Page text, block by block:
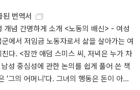
청하는’ 문화를 비판하며 이로 인해 젊은 세
분열을 중요하게 기록하고 있다. ‘페미
초 커뮤니티와 대안우파의 연결고리 온라
우파’라는 보다 진지한 정치 세력과 연결되
를 구성하게 된 결정적인 이유는 반페미니
미니즘 번성 이후, 미국에서는 기이한 ‘남
라인 백래시를 주도했다. 다양한 남초 커뮤
롤링'을 하는 동시에, 자신들과는 완전 다른
한 사람들을 공격하면서 이들이 진정으로
트릭스의 상황에서 노예가 되고 있다는 식
한 과장론을 바탕으로 체제 전반을 거부하
죽이자는 것은 대안우파들이 기존의 체제
들이 주도하는 체제로 바꿔야한다는 내용
이라 여겨집니다. 이 부분과 관련해서 네이
골라주는 장면에서 제일 앞에 있는 원숭이의
하고 있는 걸 조카가 발견했다. (나는 모
는 얘 왜 오? 하고 있어? 물었고, 나는 조카
뒤돌아서 오? 하고있네? 했다. 그러자 조
빈약한 나여...'고모도 모르겠어.' 했다. 하
으려고 했는데 알라딘에 검색되는 책에서
모두 뒤돌아 있는 장면이더라. 개정판 나오
번역서
개념 간명하게 소개 <노동의 배신> - 여성
에서 저임금 노동자로서 삶을 살아가는 여
다. <잠깐 애덤 스미스 씨, 저녁은 누가 차
성 중심성에 관한 논의를 쉽게 풀어 쓴 책
'그의 어머니'다. 그녀의 행동은 돈이 아니